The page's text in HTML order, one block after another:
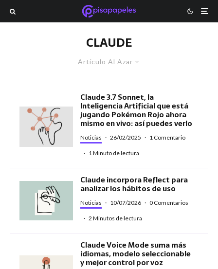
CLAUDE
Artículo Al Azar
Claude 3.7 Sonnet, la
Inteligencia Artificial que está
jugando Pokémon Rojo ahora
mismo en vivo: así puedes verlo
Noticias · 26/02/2025 · 1 Comentario
· 1 Minuto de lectura
Claude incorpora Reflect para
analizar los hábitos de uso
Noticias · 10/07/2026 · 0 Comentarios
· 2 Minutos de lectura
Claude Voice Mode suma más
idiomas, modelo seleccionable
y mejor control por voz